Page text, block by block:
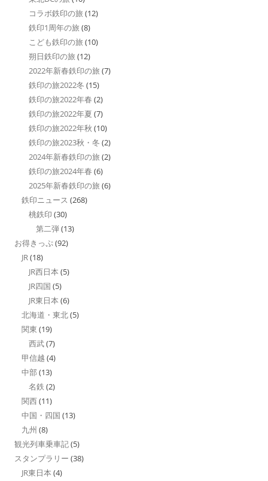
コラボ鉄印の旅 (12)
鉄印1周年の旅 (8)
こども鉄印の旅 (10)
朔日鉄印の旅 (12)
2022年新春鉄印の旅 (7)
鉄印の旅2022冬 (15)
鉄印の旅2022年春 (2)
鉄印の旅2022年夏 (7)
鉄印の旅2022年秋 (10)
鉄印の旅2023秋・冬 (2)
2024年新春鉄印の旅 (2)
鉄印の旅2024年春 (6)
2025年新春鉄印の旅 (6)
鉄印ニュース (268)
桃鉄印 (30)
第二弾(13)
お得きっぷ(92)
JR(18)
JR西日本 (5)
JR四国 (5)
JR東日本 (6)
北海道・東北(5)
関東 (19)
西武(7)
甲信越 (4)
中部 (13)
名鉄 (2)
関西(11)
中国・四国 (13)
九州 (8)
観光列車乗車記(5)
スタンプラリー (38)
JR東日本 (4)